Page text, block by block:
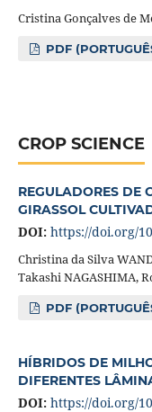
Cristina Gonçalves de
PDF
CROP SCIENCE
REGULADORES DE
GIRASSOL
DOI: https://doi.org/
Christina da Silva
Takashi NAGASHIMA,
PDF
HÍBRIDOS DE
DIFERENTES
DOI: https://doi.org/